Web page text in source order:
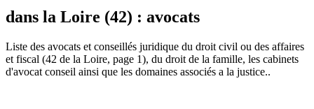
dans la Loire (42) : avocats
Liste des avocats et conseillés juridique du droit civil ou des affaires
et fiscal (42 de la Loire, page 1), du droit de la famille, les cabinets
d'avocat conseil ainsi que les domaines associés a la justice..